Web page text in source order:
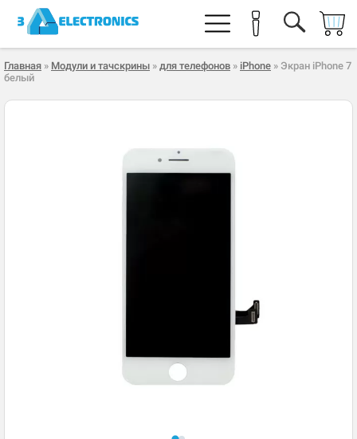
Главная » Модули и тачскрины » для телефонов » iPhone » Экран iPhone 7
белый